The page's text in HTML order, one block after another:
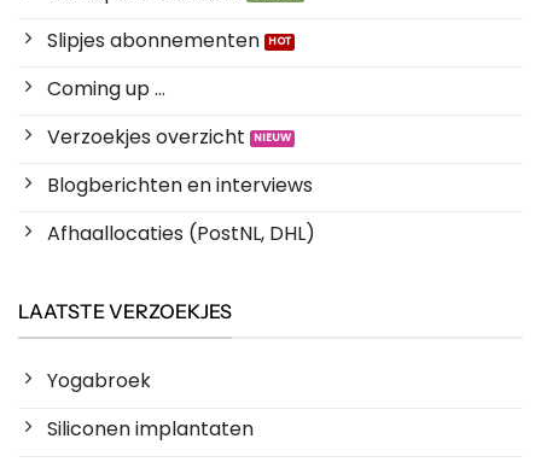
Slipjes abonnementen
Coming up ...
Verzoekjes overzicht
Blogberichten en interviews
Afhaallocaties (PostNL, DHL)
LAATSTE VERZOEKJES
Yogabroek
Siliconen implantaten